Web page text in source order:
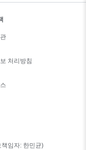
처리방침
임자: 한민균)